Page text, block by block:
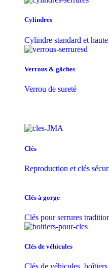
Cylindres
Cylindre standard et
Verrous & gâches
Verrou de sureté
Clés
Reproduction et clés
Clés à gorge
Clés pour serrures
Clés de véhicules